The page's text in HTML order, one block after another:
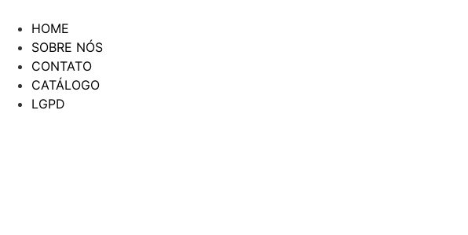
para
conteúdo
HOME
SOBRE NÓS
CONTATO
CATÁLOGO
LGPD